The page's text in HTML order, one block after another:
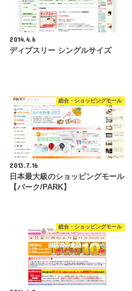
2014.4.6
ディプスリー シングルサイズ
総合・ショッピングモール
2013.7.16
日本最大級のショッピングモール
【パーク/PARK】
総合・ショッピングモール